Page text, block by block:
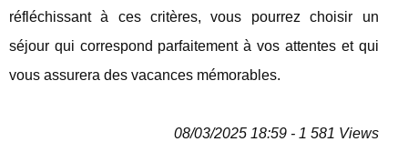
réfléchissant à ces critères, vous pourrez choisir un
séjour qui correspond parfaitement à vos attentes et qui
vous assurera des vacances mémorables.
08/03/2025 18:59 - 1 581 Views